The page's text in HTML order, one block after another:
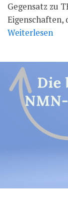
Gegensatz zu
Eigenschaften,
Weiterlesen